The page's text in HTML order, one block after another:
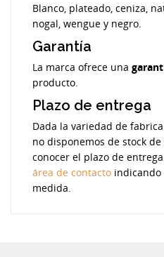
Blanco, plateado, ceniza,
nogal, wengue y negro.
Garantía
La marca ofrece una
producto.
Plazo de entrega
Dada la variedad de
no disponemos de stock
conocer el plazo de
área de contacto indicando
medida.